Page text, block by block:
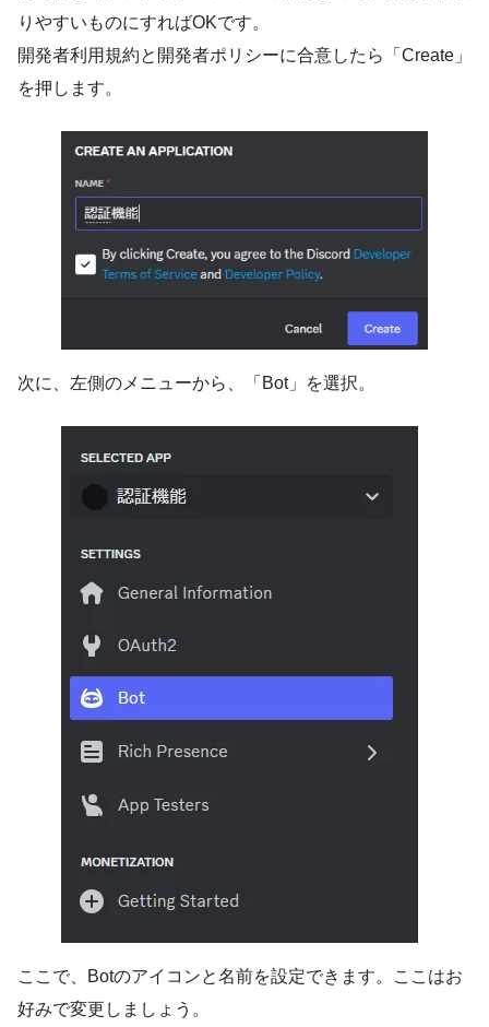
りやすいものにすればOKです。
開発者利用規約と開発者ポリシーに合意したら「Create」
を押します。
次に、左側のメニューから、「Bot」を選択。
ここで、Botのアイコンと名前を設定できます。ここはお
好みで変更しましょう。